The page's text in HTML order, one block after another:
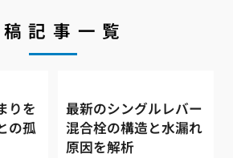
記事一覧
りを
の孤
最新のシングルレバー
混合栓の構造と水漏れ
原因を解析